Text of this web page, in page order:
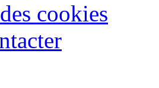
cookies